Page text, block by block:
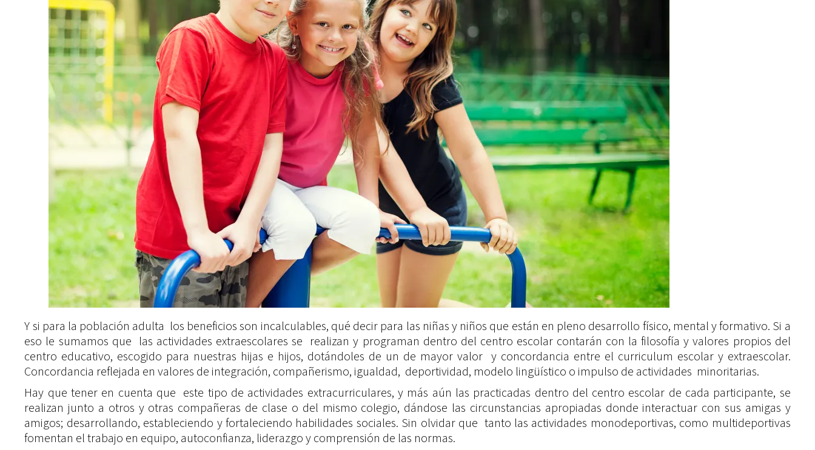
Y si para la población adulta los beneficios son incalculables, qué decir para las niñas y niños que están en pleno desarrollo físico, mental y formativo. Si a
eso le sumamos que las actividades extraescolares se realizan y programan dentro del centro escolar contarán con la filosofía y valores propios del
centro educativo, escogido para nuestras hijas e hijos, dotándoles de un de mayor valor y concordancia entre el curriculum escolar y extraescolar.
Concordancia reflejada en valores de integración, compañerismo, igualdad, deportividad, modelo lingüístico o impulso de actividades minoritarias.
Hay que tener en cuenta que este tipo de actividades extracurriculares, y más aún las practicadas dentro del centro escolar de cada participante, se
realizan junto a otros y otras compañeras de clase o del mismo colegio, dándose las circunstancias apropiadas donde interactuar con sus amigas y
amigos; desarrollando, estableciendo y fortaleciendo habilidades sociales. Sin olvidar que tanto las actividades monodeportivas, como multideportivas
fomentan el trabajo en equipo, autoconfianza, liderazgo y comprensión de las normas.